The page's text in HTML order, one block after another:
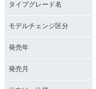
タイプグレード名
モデルチェンジ区分
発売年
発売月